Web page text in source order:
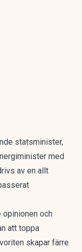
statsminister,
med
av en allt
opinionen och
att toppa
skapar färre